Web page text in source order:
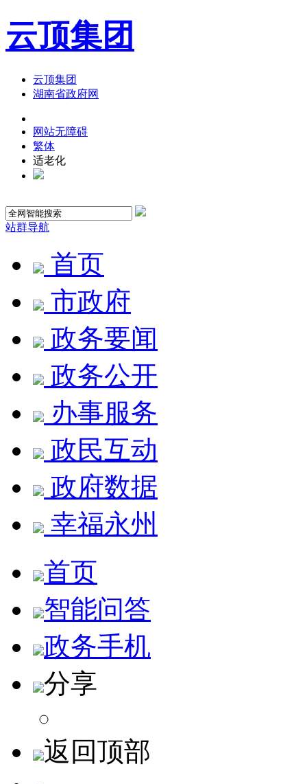
云顶集团
云顶集团
湖南省政府网
网站无障碍
繁体
适老化
站群导航
首页
市政府
政务要闻
政务公开
办事服务
政民互动
政府数据
幸福永州
首页
智能问答
政务手机
分享
返回顶部